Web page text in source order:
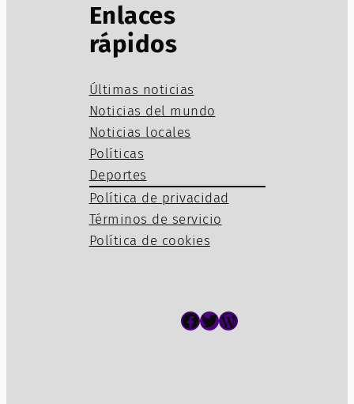
Enlaces
rápidos
Últimas noticias
Noticias del mundo
Noticias locales
Políticas
Deportes
Política de privacidad
Términos de servicio
Política de cookies
Facebook Twitter WordPress